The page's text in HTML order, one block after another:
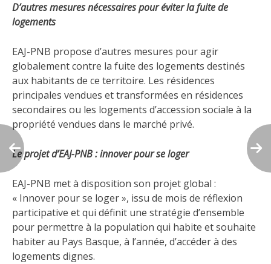
D’autres mesures nécessaires pour éviter la fuite de
logements
EAJ-PNB propose d’autres mesures pour agir
globalement contre la fuite des logements destinés
aux habitants de ce territoire. Les résidences
principales vendues et transformées en résidences
secondaires ou les logements d’accession sociale à la
propriété vendues dans le marché privé.
Le projet d’EAJ-PNB : innover pour se loger
EAJ-PNB met à disposition son projet global :
« Innover pour se loger », issu de mois de réflexion
participative et qui définit une stratégie d’ensemble
pour permettre à la population qui habite et souhaite
habiter au Pays Basque, à l’année, d’accéder à des
logements dignes.